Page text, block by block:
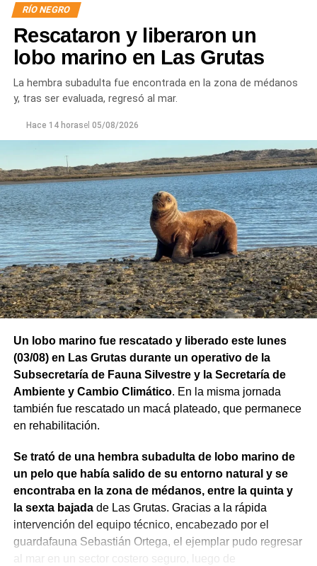
RÍO NEGRO
Rescataron y liberaron un
lobo marino en Las Grutas
La hembra subadulta fue encontrada en la zona de médanos
y, tras ser evaluada, regresó al mar.
Hace 14 horasel 05/08/2026
Un lobo marino fue rescatado y liberado este lunes
(03/08) en Las Grutas durante un operativo de la
Subsecretaría de Fauna Silvestre y la Secretaría de
Ambiente y Cambio Climático. En la misma jornada
también fue rescatado un macá plateado, que permanece
en rehabilitación.
Se trató de una hembra subadulta de lobo marino de
un pelo que había salido de su entorno natural y se
encontraba en la zona de médanos, entre la quinta y
la sexta bajadade Las Grutas. Gracias a la rápida
intervención del equipo técnico, encabezado por el
guardafauna Sebastián Ortega, el ejemplar pudo regresar